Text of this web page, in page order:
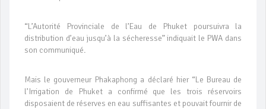
“L’Autorité Provinciale de l’Eau de Phuket poursuivra la
distribution d’eau jusqu’à la sécheresse” indiquait le PWA dans
son communiqué.
Mais le gouverneur Phakaphong a déclaré hier “Le Bureau de
l’Irrigation de Phuket a confirmé que les trois réservoirs
disposaient de réserves en eau suffisantes et pouvait fournir de